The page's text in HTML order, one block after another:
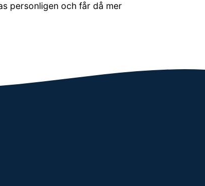
personligen och får då mer